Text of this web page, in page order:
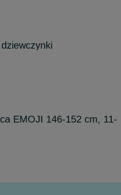
EMOJI 146-152 cm, 11-